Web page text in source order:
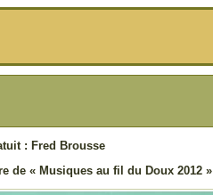
: Fred Brousse
de « Musiques au fil du Doux 2012 »